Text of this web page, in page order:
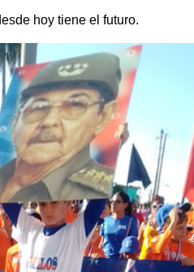
hoy tiene el futuro.